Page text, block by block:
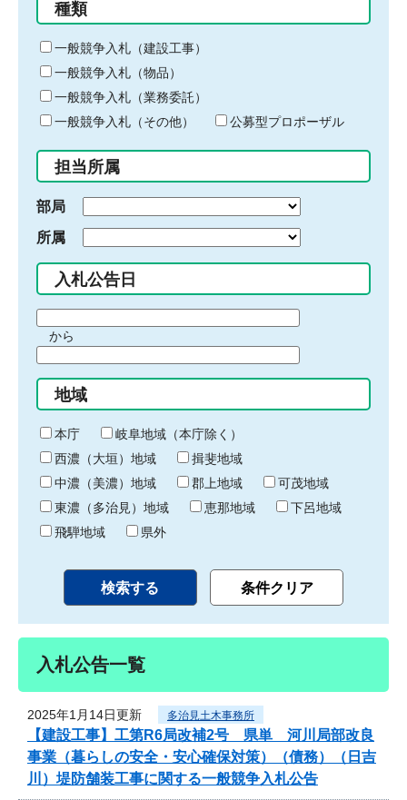
る
キ
ー
ワ
ー
ド
入
力
種類
一般競争入札（建設工事）
一般競争入札（物品）
一般競争入札（業務委託）
一般競争入札（その他）
公募型プロポーザル
担当所属
部局
所属
入札公告日
間
始
り
から
間
終
わ
り
地域
本庁
岐阜地域（本庁除く）
西濃（大垣）地域
揖斐地域
中濃（美濃）地域
郡上地域
可茂地域
東濃（多治見）地域
恵那地域
下呂地域
飛騨地域
県外
入札公告一覧
2025年1月14日更新 多治見土木事務所
【建設工事】工第R6局改補2号 県単 河川局部改良
事業（暮らしの安全・安心確保対策）（債務）（日吉
川）堤防舗装工事に関する一般競争入札公告